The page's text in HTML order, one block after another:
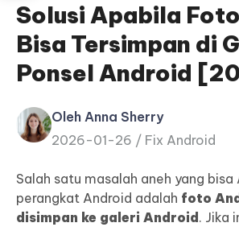
ReiBoot
untuk
iOS
Tenorshare
iAnyGo
Solusi Apabila
Bisa Tersimpan di
Ponsel Android
Oleh Anna Sherry
2026-01-26 / Fix Android
Salah satu masalah aneh yang bisa
perangkat Android adalah foto
disimpan ke galeri Android . Jika